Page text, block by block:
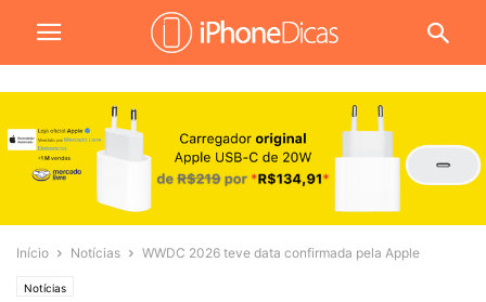
Início Notícias WWDC 2026 teve data confirmada pela Apple
Notícias